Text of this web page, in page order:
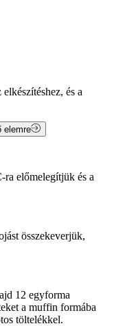
és a
elemre
ra előmelegítjük és a
összekeverjük,
12 egyforma
a muffin formába
töltelékkel.